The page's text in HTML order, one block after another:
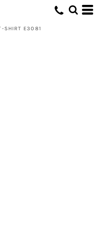
SHIRT E3081